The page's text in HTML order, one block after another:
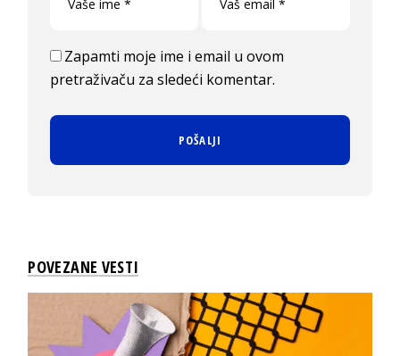
Zapamti moje ime i email u ovom
pretraživaču za sledeći komentar.
POVEZANE VESTI